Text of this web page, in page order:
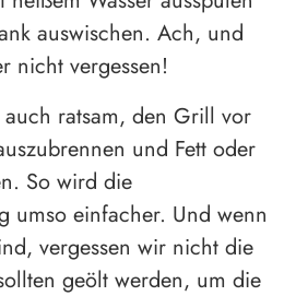
auswischen. Ach, und
nicht vergessen!
ratsam, den Grill vor
und Fett oder
So wird die
umso einfacher. Und wenn
vergessen wir nicht die
geölt werden, um die